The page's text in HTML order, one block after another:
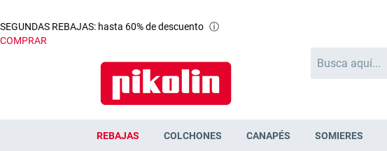
Buscar
SEGUNDAS REBAJAS: hasta 60% de descuento ⓘ
COMPRAR
REBAJAS COLCHONES CANAPÉS SOMIERES